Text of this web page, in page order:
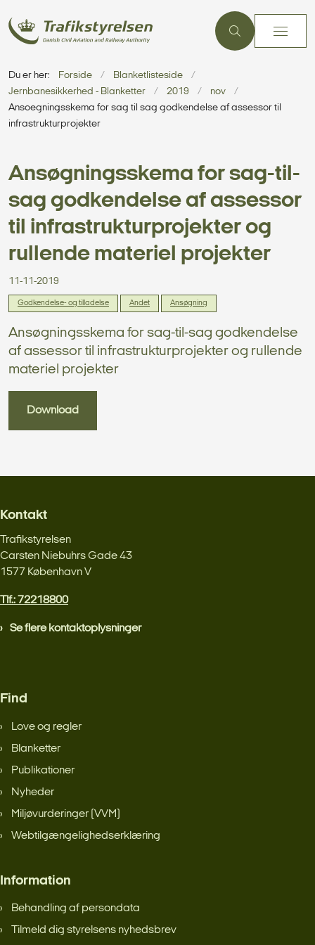
Du er her: Forside
Blanketlisteside
Jernbanesikkerhed - Blanketter
2019
nov
Ansoegningsskema for sag til sag godkendelse af assessor til
infrastrukturprojekter
Ansøgningsskema for sag-til-
sag godkendelse af assessor
til infrastrukturprojekter og
rullende materiel projekter
11-11-2019
Godkendelse- og tilladelse Andet Ansøgning
Ansøgningsskema for sag-til-sag godkendelse
af assessor til infrastrukturprojekter og rullende
materiel projekter
Download
Kontakt
Trafikstyrelsen
Carsten Niebuhrs Gade 43
1577 København V
Tlf.: 72218800
Se flere kontaktoplysninger
Find
Love og regler
Blanketter
Publikationer
Nyheder
Miljøvurderinger (VVM)
Webtilgængelighedserklæring
Information
Behandling af persondata
Tilmeld dig styrelsens nyhedsbrev